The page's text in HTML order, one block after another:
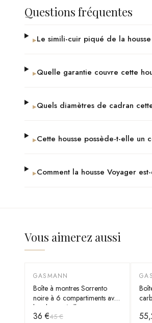
Questions fréquentes
▸Le simili-cuir piqué de la
▸Quelle garantie couvre cette
▸Quels diamètres de cadran
▸Cette housse possède-t-elle un
▸Comment la housse Voyager
Vous aimerez aussi
-20%
GASMANN
Boîte à montres Sorrento
noire à 6 compartiments avec
bordure métallique et
couvercle vitré
36 €45 €
-30%
et